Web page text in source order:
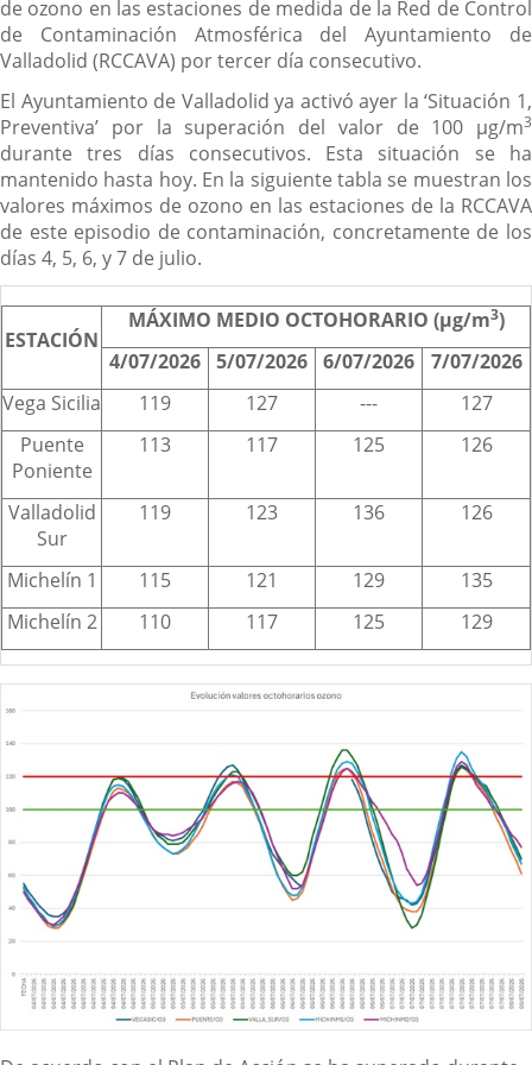
de ozono en las estaciones de medida de la Red de Control
de Contaminación Atmosférica del Ayuntamiento de
Valladolid (RCCAVA) por tercer día consecutivo.
El Ayuntamiento de Valladolid ya activó ayer la ‘Situación 1,
Preventiva’ por la superación del valor de 100 µg/m3
durante tres días consecutivos. Esta situación se ha
mantenido hasta hoy. En la siguiente tabla se muestran los
valores máximos de ozono en las estaciones de la RCCAVA
de este episodio de contaminación, concretamente de los
días 4, 5, 6, y 7 de julio.
ESTACIÓN
MÁXIMO MEDIO OCTOHORARIO (µg/m3)
4/07/2026 5/07/2026 6/07/2026
7/07/2026
Vega Sicilia
119 127 ---
127
Puente
Poniente
113 117 125 126
Valladolid
Sur
119 123 136 126
Michelín 1 115 121 129
135
Michelín 2
110 117 125 129